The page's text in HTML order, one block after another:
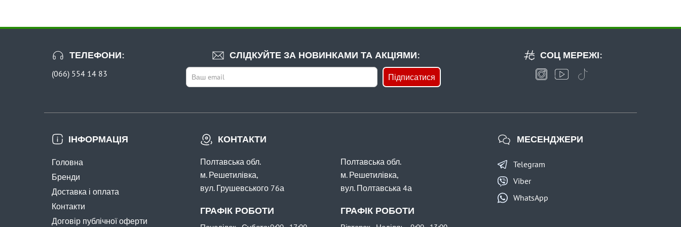
ТЕЛЕФОНИ:
(066) 554 14 83
СЛІДКУЙТЕ ЗА НОВИНКАМИ ТА АКЦІЯМИ:
Підписатися
СОЦ МЕРЕЖІ:
ІНФОРМАЦІЯ
Головна
Бренди
Доставка і оплата
Контакти
Договір публічної оферти
КОНТАКТИ
Полтавська обл.
м. Решетилівка,
вул. Грушевського 76а
ГРАФІК РОБОТИ
Полтавська обл.
м. Решетилівка,
вул. Полтавська 4а
ГРАФІК РОБОТИ
МЕСЕНДЖЕРИ
Telegram
Viber
WhatsApp